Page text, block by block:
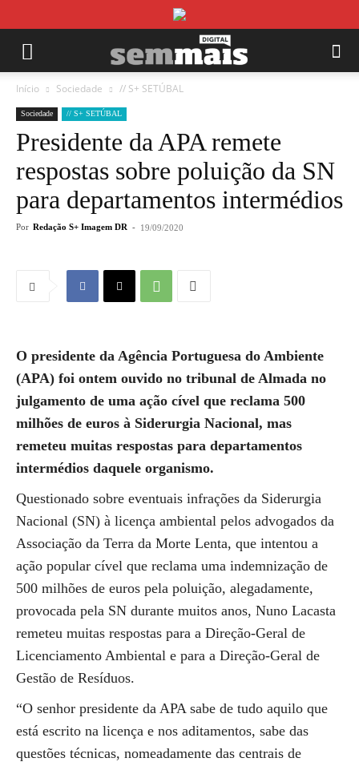
Início Sociedade // S+ SETÚBAL
Sociedade // S+ SETÚBAL
Presidente da APA remete
respostas sobre poluição da SN
para departamentos intermédios
Por Redação S+ Imagem DR - 19/09/2020
O presidente da Agência Portuguesa do Ambiente
(APA) foi ontem ouvido no tribunal de Almada no
julgamento de uma ação cível que reclama 500
milhões de euros à Siderurgia Nacional, mas
remeteu muitas respostas para departamentos
intermédios daquele organismo.
Questionado sobre eventuais infrações da Siderurgia
Nacional (SN) à licença ambiental pelos advogados da
Associação da Terra da Morte Lenta, que intentou a
ação popular cível que reclama uma indemnização de
500 milhões de euros pela poluição, alegadamente,
provocada pela SN durante muitos anos, Nuno Lacasta
remeteu muitas respostas para a Direção-Geral de
Licenciamento Ambiental e para a Direção-Geral de
Gestão de Resíduos.
“O senhor presidente da APA sabe de tudo aquilo que
está escrito na licença e nos aditamentos, sabe das
questões técnicas, nomeadamente das centrais de